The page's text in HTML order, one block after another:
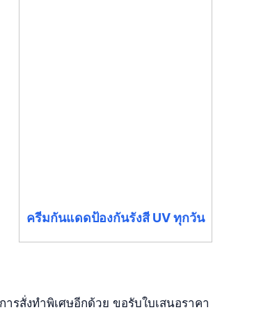
ครีมกันแดดป้องกันรังสี UV ทุกวัน
รสั่งทำพิเศษอีกด้วย ขอรับใบเสนอราคา